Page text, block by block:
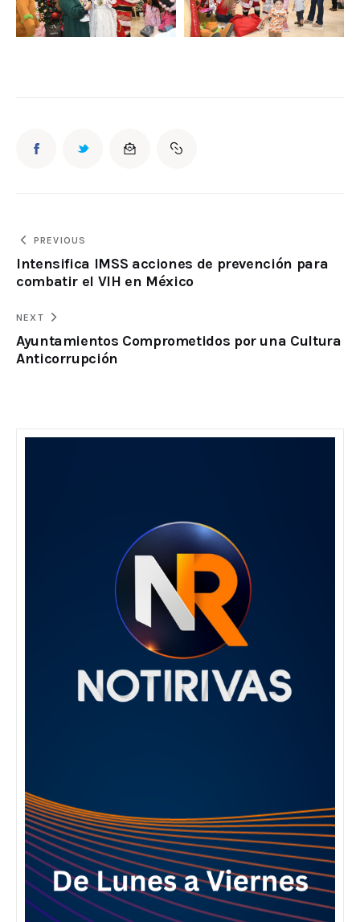
PREVIOUS
Intensifica IMSS acciones de prevención para
combatir el VIH en México
NEXT
Ayuntamientos Comprometidos por una Cultura
Anticorrupción